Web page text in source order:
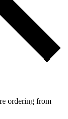
ordering from